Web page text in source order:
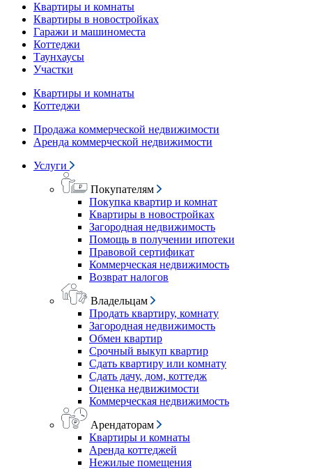
Квартиры и комнаты
Квартиры в новостройках
Гаражи и машиноместа
Коттеджи
Таунхаусы
Участки
Квартиры и комнаты
Коттеджи
Продажа коммерческой недвижимости
Аренда коммерческой недвижимости
Услуги
Покупателям
Покупка квартир и комнат
Квартиры в новостройках
Загородная недвижимость
Помощь в получении ипотеки
Правовой сертификат
Коммерческая недвижимость
Возврат налогов
Владельцам
Продать квартиру, комнату
Загородная недвижимость
Обмен квартир
Срочный выкуп квартир
Сдать квартиру или комнату
Сдать дачу, дом, коттедж
Оценка недвижимости
Коммерческая недвижимость
Арендаторам
Квартиры и комнаты
Аренда коттеджей
Нежилые помещения